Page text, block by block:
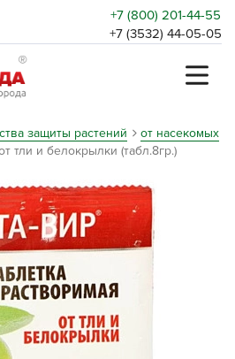
+7 (800) 201-44-55
+7 (3532) 44-05-05
защиты растений
от насекомых
тли и белокрылки (табл.8гр.)